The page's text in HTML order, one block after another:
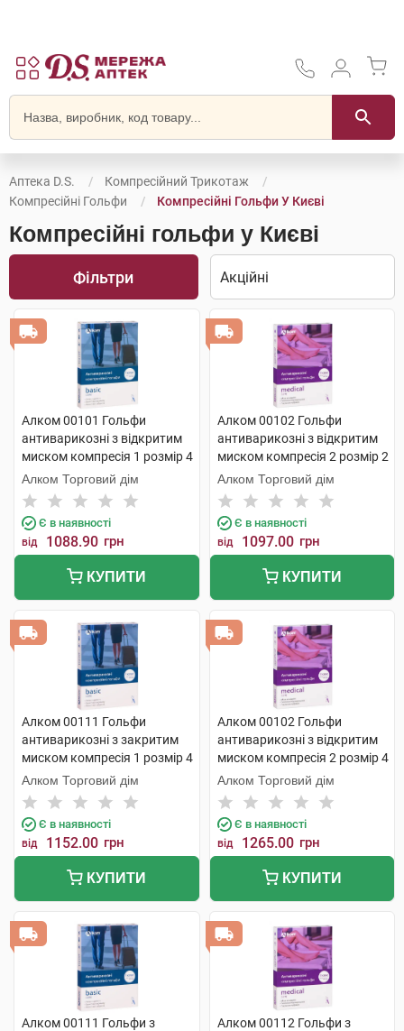
Аптека D.S.
Компресійний Трикотаж
Компресійні Гольфи
Компресійні Гольфи У Києві
Компресійні гольфи у Києві
Фільтри
Алком 00101 Гольфи
антиварикозні з відкритим
миском компресія 1 розмір 4
бежевий 1 пара
Алком Торговий дім
Є в наявності
від 1088.90 грн
КУПИТИ
Алком 00102 Гольфи
антиварикозні з відкритим
миском компресія 2 розмір 2
бежевий 1 пара
Алком Торговий дім
Є в наявності
від 1097.00 грн
КУПИТИ
Алком 00111 Гольфи
антиварикозні з закритим
миском компресія 1 розмір 4
бежевий 1 пара
Алком Торговий дім
Є в наявності
від 1152.00 грн
КУПИТИ
Алком 00102 Гольфи
антиварикозні з відкритим
миском компресія 2 розмір 4
бежевий 1 пара
Алком Торговий дім
Є в наявності
від 1265.00 грн
КУПИТИ
Алком 00111 Гольфи з
Алком 00112 Гольфи з